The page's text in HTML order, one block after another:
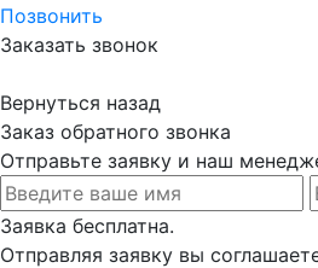
Позвонить
Заказать звонок
Вернуться назад
Заказ обратного звонка
Отправьте заявку и наш
Заявка бесплатна.
Отправляя заявку вы